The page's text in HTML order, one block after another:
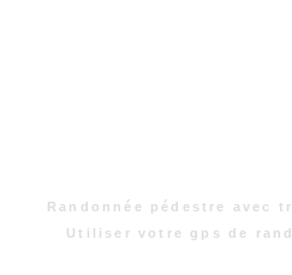
Randonnée pédestre avec
Utiliser votre gps de